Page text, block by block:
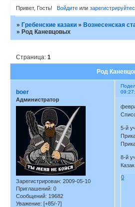
Привет, Гость! Войдитеили
»Гребенские казаки »Вознесенская
»Род Каневцовых
Род
Страница:1
boer
Администратор
Зарегистрирован: 2009-05-10
Приглашений: 0
Сообщений: 19682
Уважение: [+85/-7]
5-й
8-й
0